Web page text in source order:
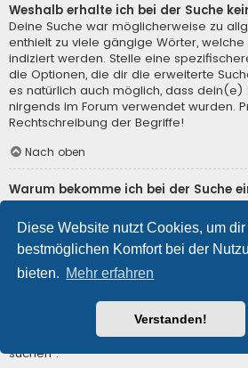
Diese Website nutzt Cookies, um dir
bestmöglichen Komfort bei der
bieten. Mehr erfahren
Verstanden!
Weshalb erhalte ich bei der Suche
Deine Suche war möglicherweise zu
enthielt zu viele gängige Wörter, welche
indiziert werden. Stelle eine
die Optionen, die dir die erweiterte
es natürlich auch möglich, dass
nirgends im Forum verwendet wurden.
Rechtschreibung der Begriffe!
Nach oben
Warum bekomme ich bei der Suche
Deine Suche lieferte zu viele
Webserver sie nicht verarbeiten.
und gib spezifischere Suchbegriffe ein
Suche auf verschiedene Unterforen.
Nach oben
Wie kann ich nach Mitgliedern suchen?
Gehe zur Mitgliederliste und klicke auf
suchen“.